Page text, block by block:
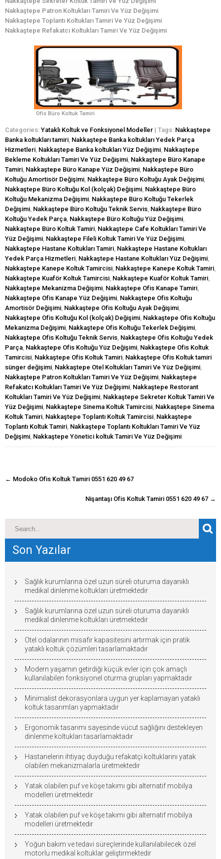
Nakkaştepe Patron Koltukları Tamiri Ve Yüz Değişimi
Nakkaştepe Toplantı Koltukları Tamiri Ve Yüz Değişimi
Nakkaştepe Refakatcı Koltukları Tamiri Ve Yüz Değişimi
Ofis Büro Koltuk Tamiri
Categories: Yataklı Koltuk ve Fonksiyonel Modeller | Tags: Nakkaştepe
Banka koltukları tamiri, Nakkaştepe Banka koltukları Yedek Parça
Hizmetleri, Nakkaştepe Banka koltukları Yüz Değişimi, Nakkaştepe
Bekleme Koltukları Tamiri Ve Yüz Değişimi, Nakkaştepe Büro Kanape
Tamiri, Nakkaştepe Büro Kanape Yüz Değişimi, Nakkaştepe Büro
Koltuğu Amortisör Değişimi, Nakkaştepe Büro Koltuğu Ayak Değişimi,
Nakkaştepe Büro Koltuğu Kol (kolçak) Değişimi, Nakkaştepe Büro
Koltuğu Mekanizma Değişimi, Nakkaştepe Büro Koltuğu Tekerlek
Değişimi, Nakkaştepe Büro Koltuğu Teknik Servis, Nakkaştepe Büro
Koltuğu Yedek Parça, Nakkaştepe Büro Koltuğu Yüz Değişimi,
Nakkaştepe Büro Koltuk Tamiri, Nakkaştepe Cafe Koltukları Tamiri Ve
Yüz Değişimi, Nakkaştepe Fileli Koltuk Tamiri Ve Yüz Değişimi,
Nakkaştepe Hastane Koltukları Tamiri, Nakkaştepe Hastane Koltukları
Yedek Parça Hizmetleri, Nakkaştepe Hastane Koltukları Yüz Değişimi,
Nakkaştepe Kanepe Koltuk Tamircisi, Nakkaştepe Kanepe Koltuk Tamiri,
Nakkaştepe Kuaför Koltuk Tamircisi, Nakkaştepe Kuaför Koltuk Tamiri,
Nakkaştepe Mekanizma Değişimi, Nakkaştepe Ofis Kanape Tamiri,
Nakkaştepe Ofis Kanape Yüz Değişimi, Nakkaştepe Ofis Koltuğu
Amortisör Değişimi, Nakkaştepe Ofis Koltuğu Ayak Değişimi,
Nakkaştepe Ofis Koltuğu Kol (kolçak) Değişimi, Nakkaştepe Ofis Koltuğu
Mekanizma Değişimi, Nakkaştepe Ofis Koltuğu Tekerlek Değişimi,
Nakkaştepe Ofis Koltuğu Teknik Servis, Nakkaştepe Ofis Koltuğu Yedek
Parça, Nakkaştepe Ofis Koltuğu Yüz Değişimi, Nakkaştepe Ofis Koltuk
Tamircisi, Nakkaştepe Ofis Koltuk Tamiri, Nakkaştepe Ofis Koltuk tamiri
sünger değişimi, Nakkaştepe Otel Koltukları Tamiri Ve Yüz Değişimi,
Nakkaştepe Patron Koltukları Tamiri Ve Yüz Değişimi, Nakkaştepe
Refakatcı Koltukları Tamiri Ve Yüz Değişimi, Nakkaştepe Restorant
Koltukları Tamiri Ve Yüz Değişimi, Nakkaştepe Sekreter Koltuk Tamiri Ve
Yüz Değişimi, Nakkaştepe Sinema Koltuk Tamircisi, Nakkaştepe Sinema
Koltuk Tamiri, Nakkaştepe Toplantı Koltuk Tamircisi, Nakkaştepe
Toplantı Koltuk Tamiri, Nakkaştepe Toplantı Koltukları Tamiri Ve Yüz
Değişimi, Nakkaştepe Yönetici koltuk Tamiri Ve Yüz Değişimi
navigasyon
← Modoko Ofis Koltuk Tamiri 0551 620 49 67
Nişantaşı Ofis Koltuk Tamiri 0551 620 49 67 →
Son Yazılar
Sağlık kurumlarına özel uzun süreli oturuma dayanıklı
medikal dinlenme koltukları üretmektedir
Sağlık kurumlarına özel uzun süreli oturuma dayanıklı
medikal dinlenme koltukları üretmektedir
Otel odalarının misafir kapasitesini artırmak için pratik
yataklı koltuk çözümleri tasarlamaktadır
Modern yaşamın getirdiği küçük evler için çok amaçlı
kullanılabilen fonksiyonel oturma grupları yapmaktadır
Minimalist dekorasyonlara uygun yer kaplamayan yataklı
koltuk tasarımları yapmaktadır
Ergonomik tasarımı sayesinde vücut sağlığını destekleyen
dinlenme koltukları tasarlamaktadır
Hastanelerin ihtiyaç duyduğu refakatçi koltuklarını yatak
olabilen mekanizmalarla üretmektedir
Yatak olabilen puf ve köşe takımı gibi alternatif mobilya
modelleri üretmektedir
Yatak olabilen puf ve köşe takımı gibi alternatif mobilya
modelleri üretmektedir
Yoğun bakım ve tedavi süreçlerinde kullanılabilecek özel
motorlu medikal koltuklar geliştirmektedir